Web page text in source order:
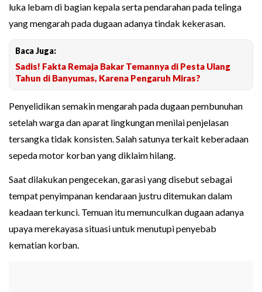
luka lebam di bagian kepala serta pendarahan pada telinga
yang mengarah pada dugaan adanya tindak kekerasan.
Baca Juga:
Sadis! Fakta Remaja Bakar Temannya di Pesta Ulang
Tahun di Banyumas, Karena Pengaruh Miras?
Penyelidikan semakin mengarah pada dugaan pembunuhan
setelah warga dan aparat lingkungan menilai penjelasan
tersangka tidak konsisten. Salah satunya terkait keberadaan
sepeda motor korban yang diklaim hilang.
Saat dilakukan pengecekan, garasi yang disebut sebagai
tempat penyimpanan kendaraan justru ditemukan dalam
keadaan terkunci. Temuan itu memunculkan dugaan adanya
upaya merekayasa situasi untuk menutupi penyebab
kematian korban.